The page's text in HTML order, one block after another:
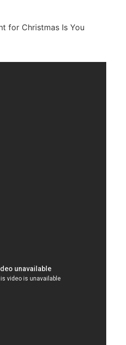
for Christmas Is You